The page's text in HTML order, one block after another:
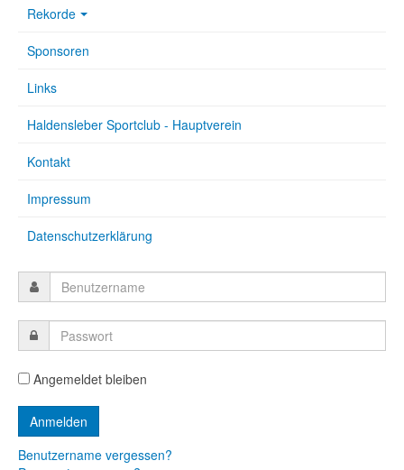
Rekorde
Sponsoren
Links
Haldensleber Sportclub - Hauptverein
Kontakt
Impressum
Datenschutzerklärung
Angemeldet bleiben
Benutzername vergessen?